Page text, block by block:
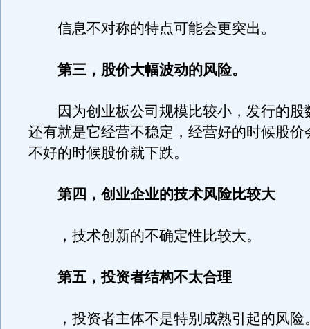
信息不对称的特点可能会更突出。
第三，股价大幅波动的风险。
因为创业板公司规模比较小，发行的股
还有就是它经营不稳定，经营好的时候股价
不好的时候股价就下跌。
第四，创业企业的技术风险比较大
，技术创新的不确定性比较大。
第五，投资者结构不太合理
，投资者主体不是特别成熟引起的风险